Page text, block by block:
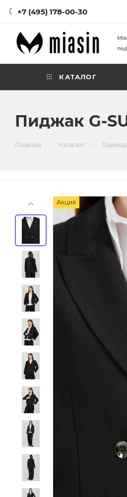
+7 (495) 178-00-30
КАТАЛОГ
Пиджак G-
Главная Каталог
Акция